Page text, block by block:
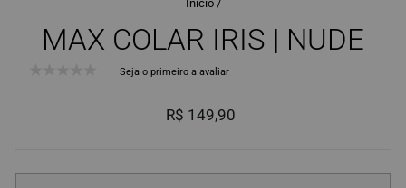
Início /
MAX COLAR IRIS | NUDE
Seja o primeiro a avaliar
Preço
R$ 149,90